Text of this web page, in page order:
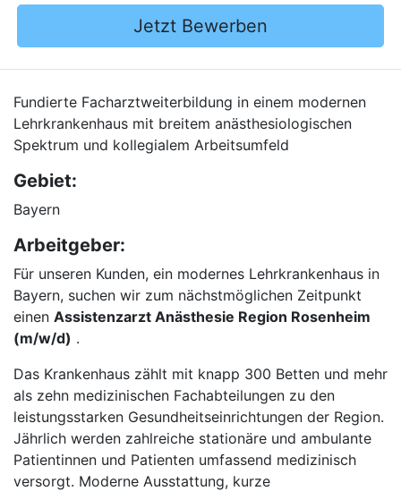
Jetzt Bewerben
Fundierte Facharztweiterbildung in einem modernen
Lehrkrankenhaus mit breitem anästhesiologischen
Spektrum und kollegialem Arbeitsumfeld
Gebiet:
Bayern
Arbeitgeber:
Für unseren Kunden, ein modernes Lehrkrankenhaus in
Bayern, suchen wir zum nächstmöglichen Zeitpunkt
einen Assistenzarzt Anästhesie Region Rosenheim
(m/w/d) .
Das Krankenhaus zählt mit knapp 300 Betten und mehr
als zehn medizinischen Fachabteilungen zu den
leistungsstarken Gesundheitseinrichtungen der Region.
Jährlich werden zahlreiche stationäre und ambulante
Patientinnen und Patienten umfassend medizinisch
versorgt. Moderne Ausstattung, kurze